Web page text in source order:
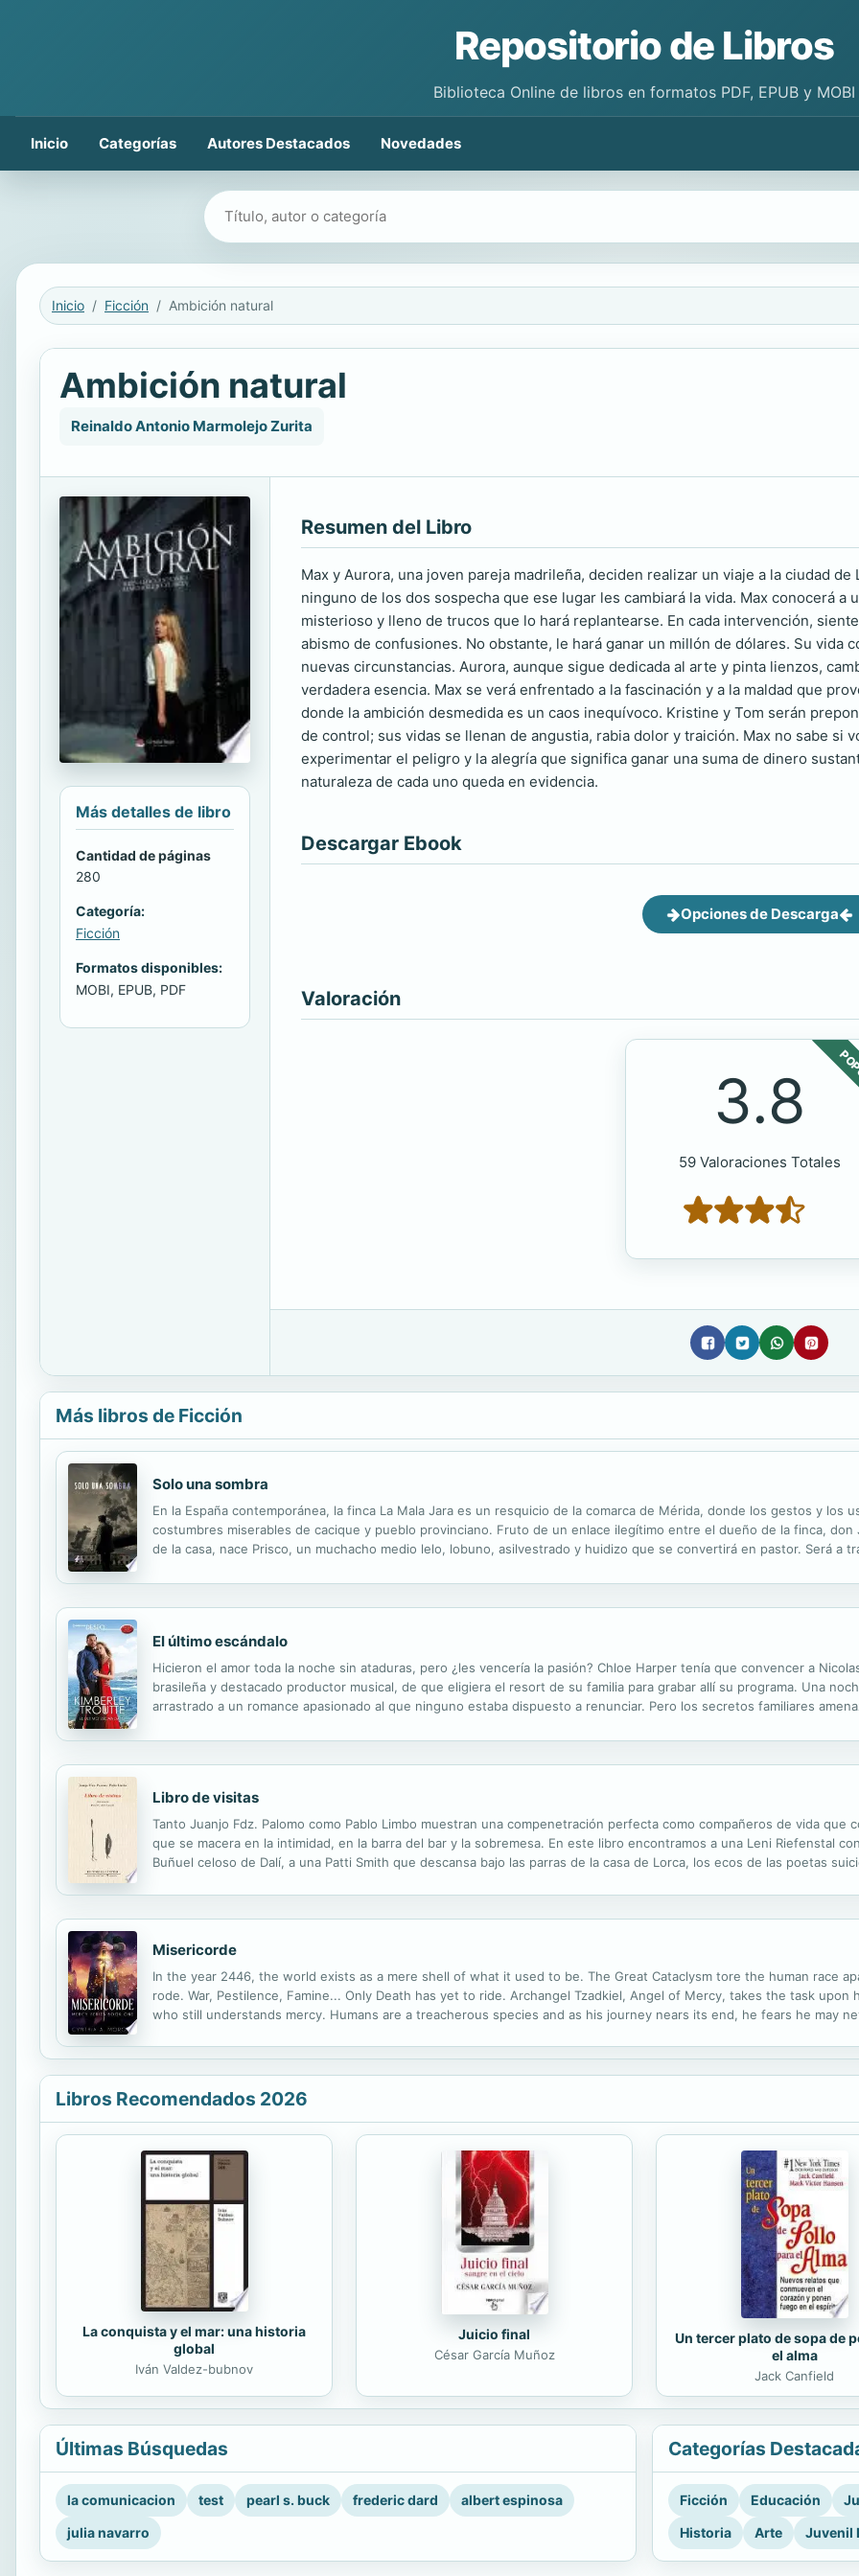
Repositorio de Libros
Biblioteca Online de libros en formatos PDF, EPUB y MOBI
Inicio Categorías Autores Destacados Novedades
Buscar libros
Inicio Ficción Ambición natural
Ambición natural
Reinaldo Antonio Marmolejo Zurita
Más detalles de libro
Cantidad de páginas
280
Categoría:
Ficción
Formatos disponibles:
MOBI, EPUB, PDF
Resumen del Libro
Max y Aurora, una joven pareja madrileña, deciden realizar un viaje a la ciudad
ninguno de los dos sospecha que ese lugar les cambiará la vida. Max conocerá a
misterioso y lleno de trucos que lo hará replantearse. En cada intervención,
abismo de confusiones. No obstante, le hará ganar un millón de dólares. Su vida
nuevas circunstancias. Aurora, aunque sigue dedicada al arte y pinta lienzos,
verdadera esencia. Max se verá enfrentado a la fascinación y a la maldad que
donde la ambición desmedida es un caos inequívoco. Kristine y Tom serán
de control; sus vidas se llenan de angustia, rabia dolor y traición. Max no sabe si
experimentar el peligro y la alegría que significa ganar una suma de dinero
naturaleza de cada uno queda en evidencia.
Descargar Ebook
Opciones de Descarga
Valoración
3.8
59 Valoraciones Totales
Más libros de Ficción
Solo una sombra
En la España contemporánea, la finca La Mala Jara es un resquicio de la comarca de Mérida, donde los gestos y los
costumbres miserables de cacique y pueblo provinciano. Fruto de un enlace ilegítimo entre el dueño de la finca, don
de la casa, nace Prisco, un muchacho medio lelo, lobuno, asilvestrado y huidizo que se convertirá en pastor. Será a
El último escándalo
Hicieron el amor toda la noche sin ataduras, pero ¿les vencería la pasión? Chloe Harper tenía que convencer a
brasileña y destacado productor musical, de que eligiera el resort de su familia para grabar allí su programa. Una
arrastrado a un romance apasionado al que ninguno estaba dispuesto a renunciar. Pero los secretos familiares
Libro de visitas
Tanto Juanjo Fdz. Palomo como Pablo Limbo muestran una compenetración perfecta como compañeros de vida que
que se macera en la intimidad, en la barra del bar y la sobremesa. En este libro encontramos a una Leni Riefenstal
Buñuel celoso de Dalí, a una Patti Smith que descansa bajo las parras de la casa de Lorca, los ecos de las poetas
Misericorde
In the year 2446, the world exists as a mere shell of what it used to be. The Great Cataclysm tore the human race
rode. War, Pestilence, Famine... Only Death has yet to ride. Archangel Tzadkiel, Angel of Mercy, takes the task
who still understands mercy. Humans are a treacherous species and as his journey nears its end, he fears he may
Libros Recomendados 2026
La conquista y el mar: una historia
global
Iván Valdez-bubnov
Juicio final
César García Muñoz
Un tercer plato de sopa de
el alma
Jack Canfield
Últimas Búsquedas
la comunicacion test pearl s. buck frederic dard
albert espinosa
julia navarro
Categorías
Ficción Educación
Historia
Arte Juvenil